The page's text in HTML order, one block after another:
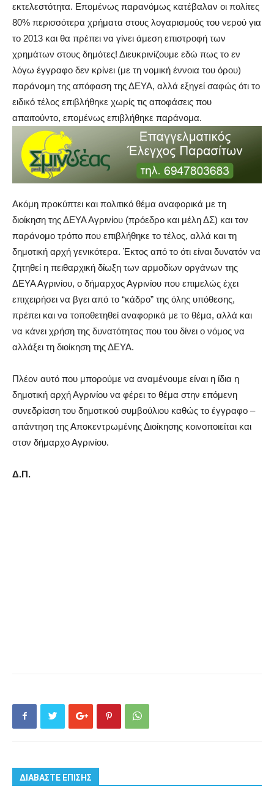
εκτελεστότητα. Επομένως παρανόμως κατέβαλαν οι πολίτες
80% περισσότερα χρήματα στους λογαρισμούς του νερού για
το 2013 και θα πρέπει να γίνει άμεση επιστροφή των
χρημάτων στους δημότες! Διευκρινίζουμε εδώ πως το εν
λόγω έγγραφο δεν κρίνει (με τη νομική έννοια του όρου)
παράνομη της απόφαση της ΔΕΥΑ, αλλά εξηγεί σαφώς ότι το
ειδικό τέλος επιβλήθηκε χωρίς τις αποφάσεις που
απαιτούντο, επομένως επιβλήθηκε παράνομα.
Ακόμη προκύπτει και πολιτικό θέμα αναφορικά με τη
διοίκηση της ΔΕΥΑ Αγρινίου (πρόεδρο και μέλη ΔΣ) και τον
παράνομο τρόπο που επιβλήθηκε το τέλος, αλλά και τη
δημοτική αρχή γενικότερα. Έκτος από το ότι είναι δυνατόν να
ζητηθεί η πειθαρχική δίωξη των αρμοδίων οργάνων της
ΔΕΥΑ Αγρινίου, ο δήμαρχος Αγρινίου που επιμελώς έχει
επιχειρήσει να βγει από το “κάδρο” της όλης υπόθεσης,
πρέπει και να τοποθετηθεί αναφορικά με το θέμα, αλλά και
να κάνει χρήση της δυνατότητας που του δίνει ο νόμος να
αλλάξει τη διοίκηση της ΔΕΥΑ.
Πλέον αυτό που μπορούμε να αναμένουμε είναι η ίδια η
δημοτική αρχή Αγρινίου να φέρει το θέμα στην επόμενη
συνεδρίαση του δημοτικού συμβούλιου καθώς το έγγραφο –
απάντηση της Αποκεντρωμένης Διοίκησης κοινοποιείται και
στον δήμαρχο Αγρινίου.
Δ.Π.
ΔΙΑΒΑΣΤΕ ΕΠΙΣΗΣ